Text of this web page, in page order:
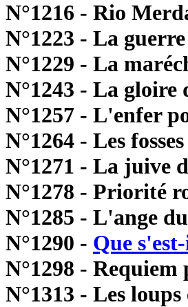
N°1216 - Rio
N°1223 - La
N°1229 - La
N°1243 - La gloire
N°1257 - L'enfer
N°1264 - Les
N°1271 - La juive
N°1278 - Priorité
N°1285 - L'ange
N°1290 - Que
N°1298 -
N°1313 - Les